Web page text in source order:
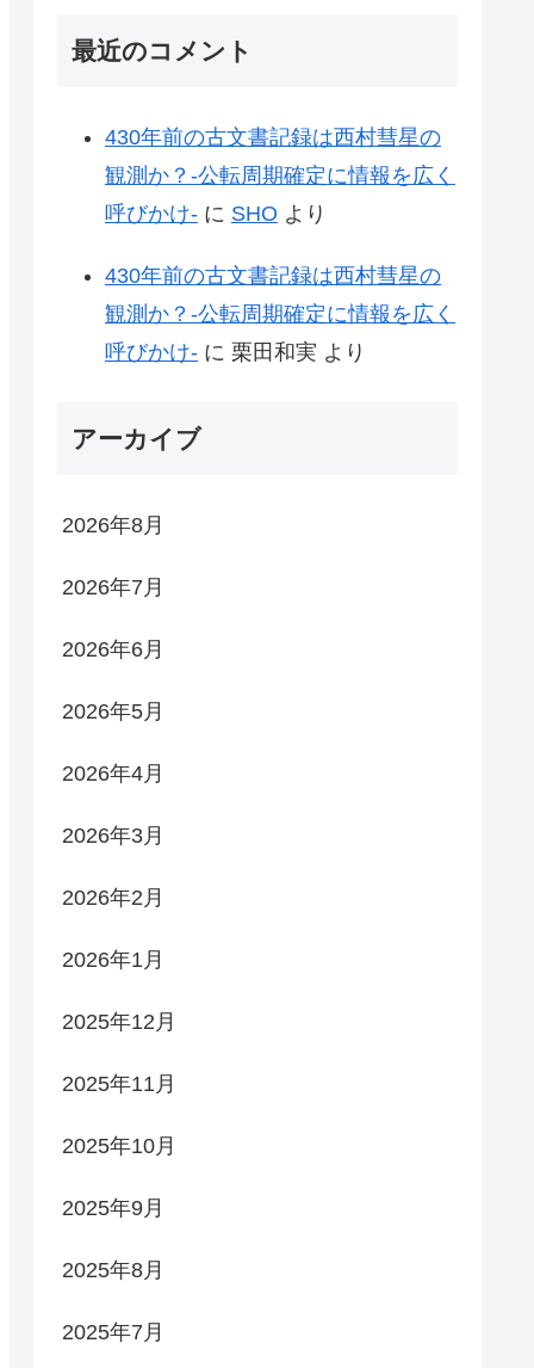
最近のコメント
430年前の古文書記録は西村彗星の
観測か？-公転周期確定に情報を広く
呼びかけ- に SHO より
430年前の古文書記録は西村彗星の
観測か？-公転周期確定に情報を広く
呼びかけ- に 栗田和実 より
アーカイブ
2026年8月
2026年7月
2026年6月
2026年5月
2026年4月
2026年3月
2026年2月
2026年1月
2025年12月
2025年11月
2025年10月
2025年9月
2025年8月
2025年7月